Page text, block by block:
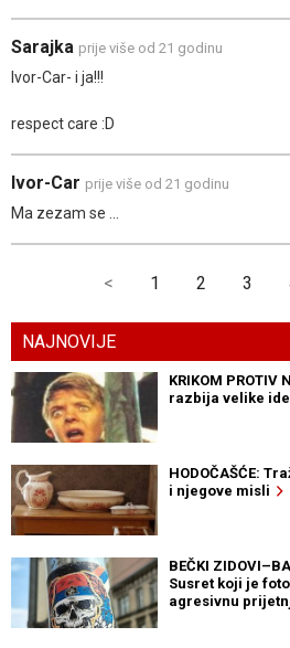
Sarajka prije više od 21 godinu
Ivor-Car- i ja!!!
respect care :D
Ivor-Car prije više od 21 godinu
Ma zezam se ...
< 1 2 3
NAJNOVIJE
KRIKOM
razbija velike
HODOČAŠĆE:
i njegove misli
BEČKI
Susret koji je
agresivnu